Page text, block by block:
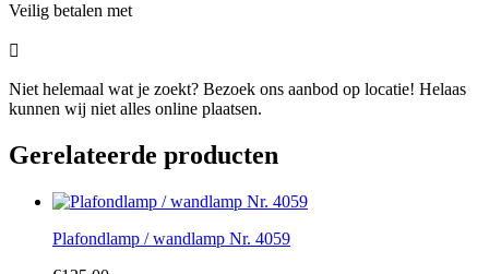
Veilig betalen met

Niet helemaal wat je zoekt? Bezoek ons aanbod op locatie! Helaas
kunnen wij niet alles online plaatsen.
Gerelateerde producten
Plafondlamp / wandlamp Nr. 4059